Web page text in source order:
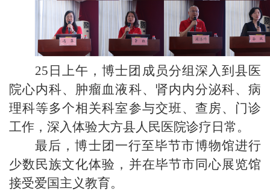
25 日上午，博士团成员分组深入到县医
院心内科、肿瘤血液科、肾内内分泌科、病
理科等多个相关科室参与交班、查房、门诊
工作，深入体验大方县人民医院诊疗日常 。
最后，博士团一行至毕节市博物馆进行
少数民族文化体验，并在毕节市同心展览馆
接受爱国主义教育。